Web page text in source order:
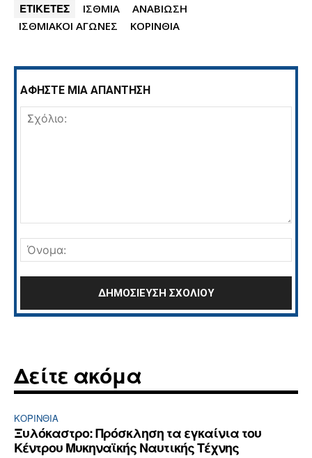
ΕΤΙΚΕΤΕΣ ΙΣΘΜΙΑ
ΑΝΑΒΙΩΣΗ
ΙΣΘΜΙΑΚΟΙ ΑΓΩΝΕΣ
ΚΟΡΙΝΘΙΑ
ΑΦΗΣΤΕ ΜΙΑ ΑΠΑΝΤΗΣΗ
Δείτε ακόμα
ΚΟΡΙΝΘΊΑ
Ξυλόκαστρο: Πρόσκληση τα εγκαίνια του
Κέντρου Μυκηναϊκής Ναυτικής Τέχνης